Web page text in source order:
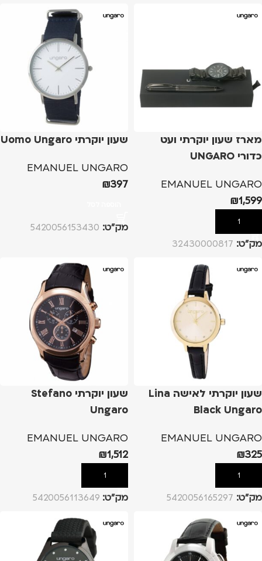
מארז שעון יוקרתי ועט
כדורי UNGARO
EMANUEL UNGARO
₪1,599
הוספה לסל
מק”ט: 32430000817
שעון יוקרתי Uomo Ungaro
EMANUEL UNGARO
₪397
מק”ט: 5420056153430
שעון יוקרתי לאישה Lina
Black Ungaro
EMANUEL UNGARO
₪325
הוספה לסל
מק”ט: 5420056165297
שעון יוקרתי Stefano
Ungaro
EMANUEL UNGARO
₪1,512
הוספה לסל
מק”ט: 5420056113649